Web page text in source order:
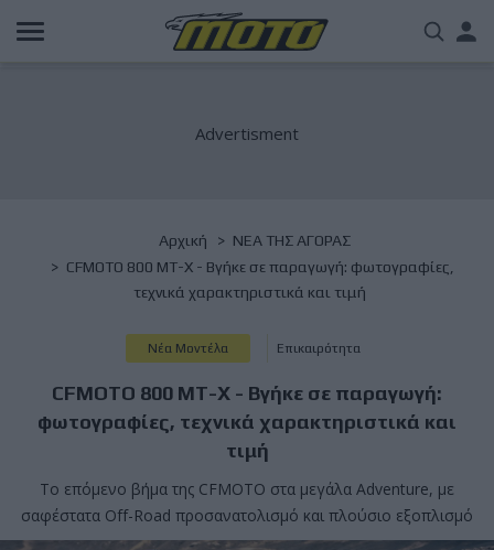
Παράκαμψη
προς
Breadcrumb
Αρχική
NΕΑ ΤΗΣ ΑΓΟΡΑΣ
CFMOTO 800 MT-X - Βγήκε σε παραγωγή: φωτογραφίες,
τεχνικά χαρακτηριστικά και τιμή
Νέα Μοντέλα Επικαιρότητα
CFMOTO 800 MT-X - Βγήκε σε παραγωγή:
φωτογραφίες, τεχνικά χαρακτηριστικά και
τιμή
Το επόμενο βήμα της CFMOTO στα μεγάλα Adventure, με
σαφέστατα Off-Road προσανατολισμό και πλούσιο εξοπλισμό